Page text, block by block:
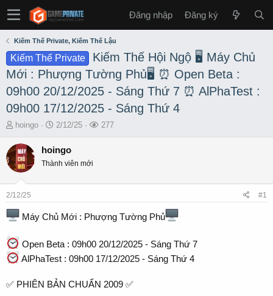
Đăng nhập Đăng ký
Kiếm Thế Private, Kiếm Thế Lậu
Kiếm Thế Private
Kiếm Thế Hội Ngộ 🖥 Máy Chủ
Mới : Phượng Tường Phủ🖥 ⏰ Open Beta :
09h00 20/12/2025 - Sáng Thứ 7 ⏰ AlPhaTest :
09h00 17/12/2025 - Sáng Thứ 4
T
r
e
a
s
a
r
e
r
hoingo
S
a
t
e
2/12/25
L
277
hoingo
Thành viên mới
2/12/25 #1
Máy Chủ Mới : Phượng Tường Phủ
Open Beta : 09h00 20/12/2025 - Sáng Thứ 7
AlPhaTest : 09h00 17/12/2025 - Sáng Thứ 4
✅️ PHIÊN BẢN CHUẨN 2009 ✅️